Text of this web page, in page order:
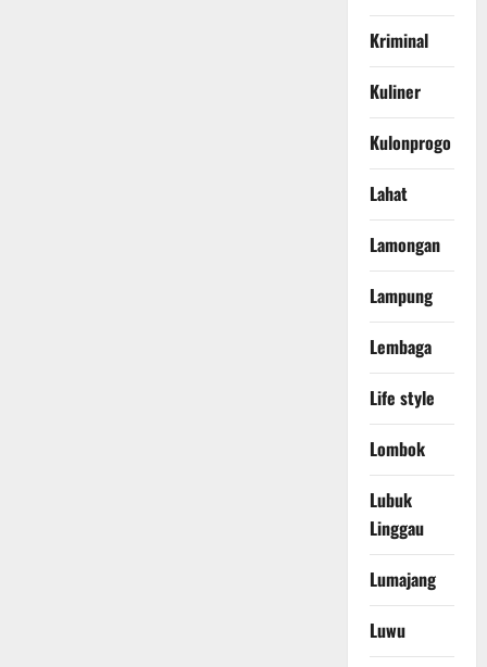
Kriminal
Kuliner
Kulonprogo
Lahat
Lamongan
Lampung
Lembaga
Life style
Lombok
Lubuk
Linggau
Lumajang
Luwu